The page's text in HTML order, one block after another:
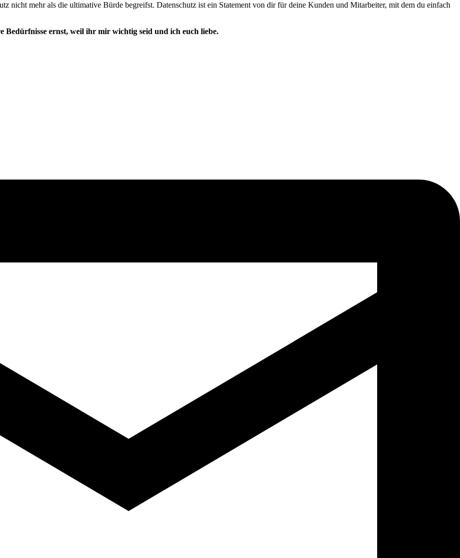
nicht mehr als die ultimative Bürde begreifst. Datenschutz ist ein Statement von dir für deine Kunden und Mitarbeiter, mit dem du einfach
ernst, weil ihr mir wichtig seid und ich euch liebe.